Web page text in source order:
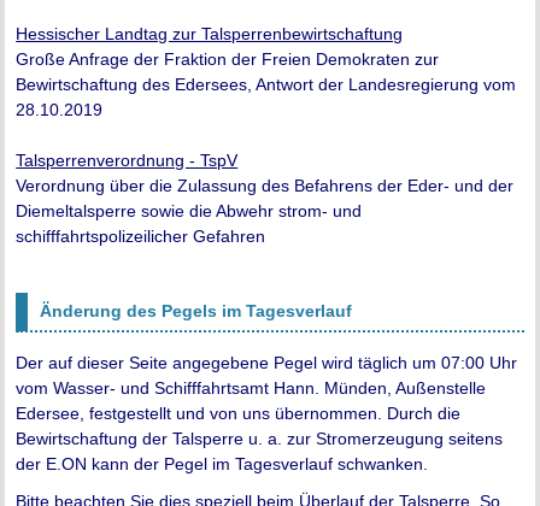
Hessischer Landtag zur Talsperrenbewirtschaftung
Große Anfrage der Fraktion der Freien Demokraten zur
Bewirtschaftung des Edersees, Antwort der Landesregierung vom
28.10.2019
Talsperrenverordnung - TspV
Verordnung über die Zulassung des Befahrens der Eder- und der
Diemeltalsperre sowie die Abwehr strom- und
schifffahrtspolizeilicher Gefahren
Änderung des Pegels im Tagesverlauf
Der auf dieser Seite angegebene Pegel wird täglich um 07:00 Uhr
vom Wasser- und Schifffahrtsamt Hann. Münden, Außenstelle
Edersee, festgestellt und von uns übernommen. Durch die
Bewirtschaftung der Talsperre u. a. zur Stromerzeugung seitens
der E.ON kann der Pegel im Tagesverlauf schwanken.
Bitte beachten Sie dies speziell beim Überlauf der Talsperre. So